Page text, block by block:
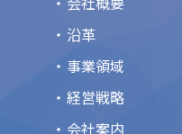
沿革
事業領域
経営戦略
会社案内